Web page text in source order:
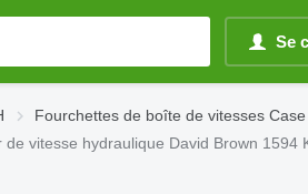
Se
Fourchettes de boîte de vitesses Case
vitesse hydraulique David Brown 1594